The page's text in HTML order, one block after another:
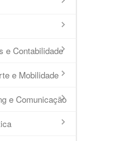
e Contabilidade
e Mobilidade
e Comunicação